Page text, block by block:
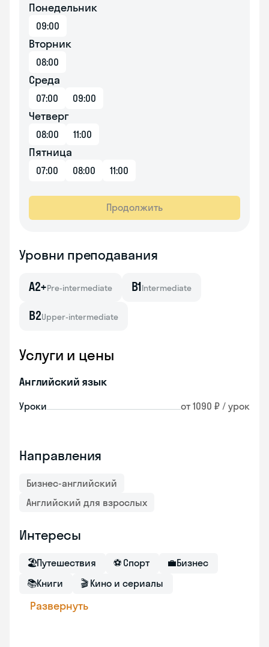
Понедельник
09:00
Вторник
08:00
Среда
07:00 09:00
Четверг
08:00 11:00
Пятница
07:00 08:00 11:00
Продолжить
Уровни преподавания
A2+Pre-intermediate B1Intermediate
B2Upper-intermediate
Услуги и цены
Английский язык
Уроки от 1090 ₽ / урок
Направления
Бизнес-английский
Английский для взрослых
Интересы
🏖Путешествия ⚽ Спорт 💼Бизнес
📚Книги 🎬 Кино и сериалы
Развернуть